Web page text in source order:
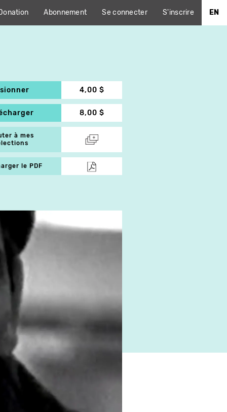
Abonnement Se connecter S'inscrire EN
4,00 $
8,00 $
à mes
le PDF